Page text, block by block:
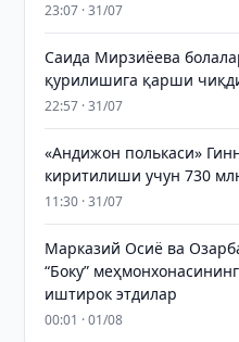
23:07 · 31/07
Саида Мирзиёева
қурилишига қарши
22:57 · 31/07
«Андижон полькаси»
киритилиши учун 730
11:30 · 31/07
Марказий Осиё ва
“Боку”
иштирок этдилар
00:01 · 01/08